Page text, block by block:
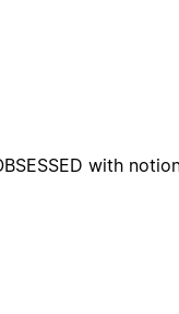
with